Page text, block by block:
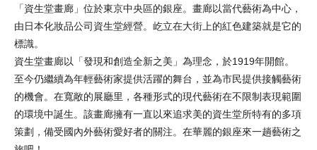
「資生堂畫廊」位於東京中央區的銀座。畫廊以當代藝術為中心，
由日本化妝品公司資生堂經營。屹立在大街上的紅色建築就是它的
標識。
資生堂畫廊以「發現和創造全新之美」為理念，於1919年開館。
至今仍繼續為年輕藝術家提供活躍的舞台，並為市民提供接觸藝術
的機會。在寬敞的展廳里，各種形式的現代藝術在不限制表現範圍
的環境中誕生。該畫廊擁有一直以來追求美的資生堂所特有的多項
策劃，備受國內外藝術愛好者的關注。在華麗的銀座來一趟藝術之